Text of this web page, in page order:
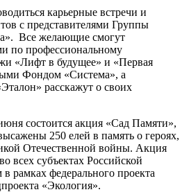
карьерные встречи и
с представителями Группы
Все желающие смогут
по профессиональному
«Лифт в будущее» и «Первая
Фондом «Система», а
расскажут о своих
состоится акция «Сад Памяти»,
250 елей в память о героях,
Отечественной войны. Акция
всех субъектах Российской
рамках федерального проекта
«Экология».